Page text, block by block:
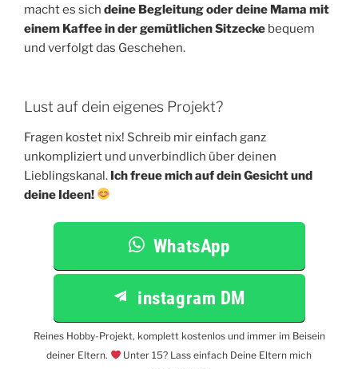
macht es sich deine Begleitung oder deine Mama mit
einem Kaffee in der gemütlichen Sitzecke bequem
und verfolgt das Geschehen.
Lust auf dein eigenes Projekt?
Fragen kostet nix! Schreib mir einfach ganz
unkompliziert und unverbindlich über deinen
Lieblingskanal. Ich freue mich auf dein Gesicht und
deine Ideen!
WhatsApp
instagram DM
Reines Hobby-Projekt, komplett kostenlos und immer im Beisein
deiner Eltern.
Unter 15? Lass einfach Deine Eltern mich